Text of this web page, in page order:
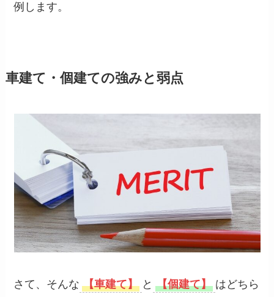
例します。
車建て・個建ての強みと弱点
さて、そんな 【車建て】 と 【個建て】 はどちら